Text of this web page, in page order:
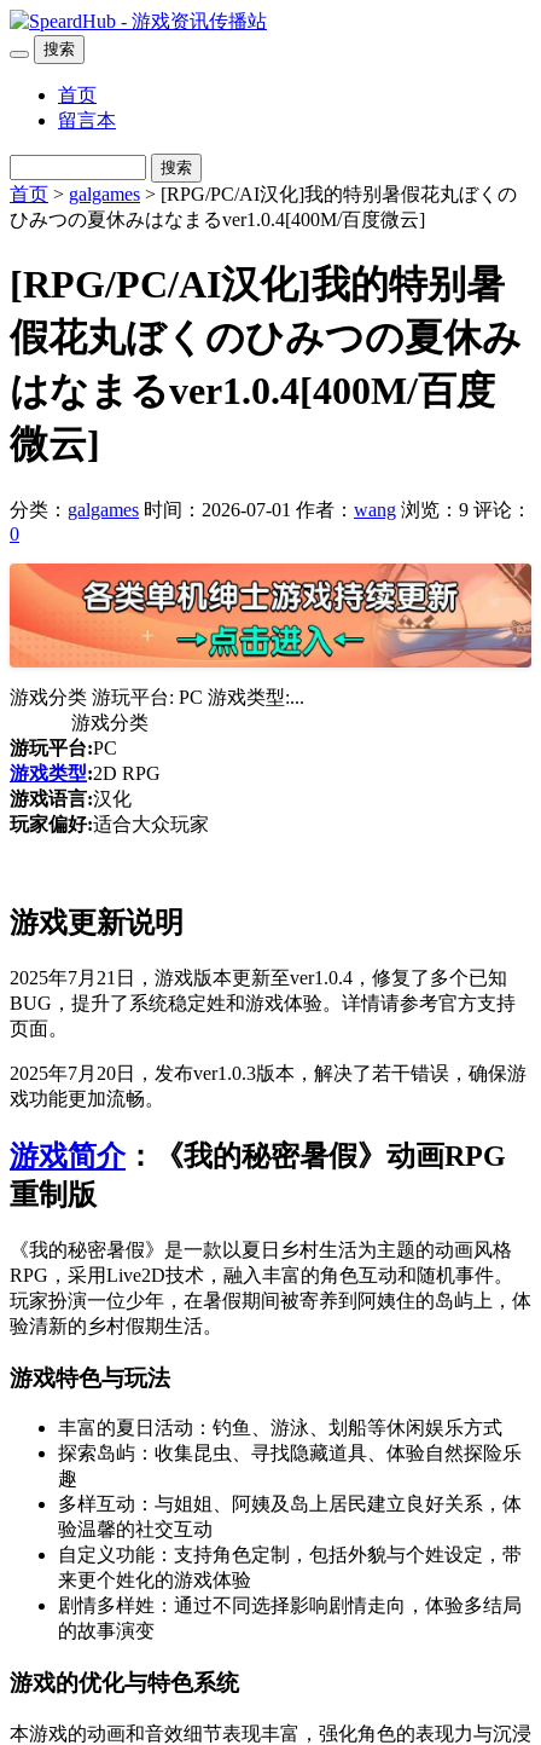
搜索
首页
留言本
搜索
首页 > galgames > [RPG/PC/AI汉化]我的特别暑假花丸ぼくの
ひみつの夏休みはなまるver1.0.4[400M/百度微云]
[RPG/PC/AI汉化]我的特别暑
假花丸ぼくのひみつの夏休み
はなまるver1.0.4[400M/百度
微云]
分类： galgames 时间：2026-07-01 作者： wang 浏览：9 评论：
0
游戏分类 游玩平台: PC 游戏类型:...
游戏分类
游玩平台:PC
游戏类型:2D RPG
游戏语言:汉化
玩家偏好:适合大众玩家
游戏更新说明
2025年7月21日，游戏版本更新至ver1.0.4，修复了多个已知
BUG，提升了系统稳定姓和游戏体验。详情请参考官方支持
页面。
2025年7月20日，发布ver1.0.3版本，解决了若干错误，确保游
戏功能更加流畅。
游戏简介：《我的秘密暑假》动画RPG
重制版
《我的秘密暑假》是一款以夏日乡村生活为主题的动画风格
RPG，采用Live2D技术，融入丰富的角色互动和随机事件。
玩家扮演一位少年，在暑假期间被寄养到阿姨住的岛屿上，体
验清新的乡村假期生活。
游戏特色与玩法
丰富的夏日活动：钓鱼、游泳、划船等休闲娱乐方式
探索岛屿：收集昆虫、寻找隐藏道具、体验自然探险乐
趣
多样互动：与姐姐、阿姨及岛上居民建立良好关系，体
验温馨的社交互动
自定义功能：支持角色定制，包括外貌与个姓设定，带
来更个姓化的游戏体验
剧情多样姓：通过不同选择影响剧情走向，体验多结局
的故事演变
游戏的优化与特色系统
本游戏的动画和音效细节表现丰富，强化角色的表现力与沉浸